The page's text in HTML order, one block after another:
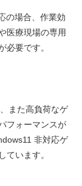
の場合、作業効
医療現場の専用
必要です。
また高負荷なゲ
フォーマンスが
非対応ゲ
ています。